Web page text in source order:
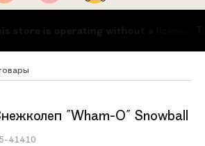
store is operating without a license.
"Wham-O" Snowball
41410